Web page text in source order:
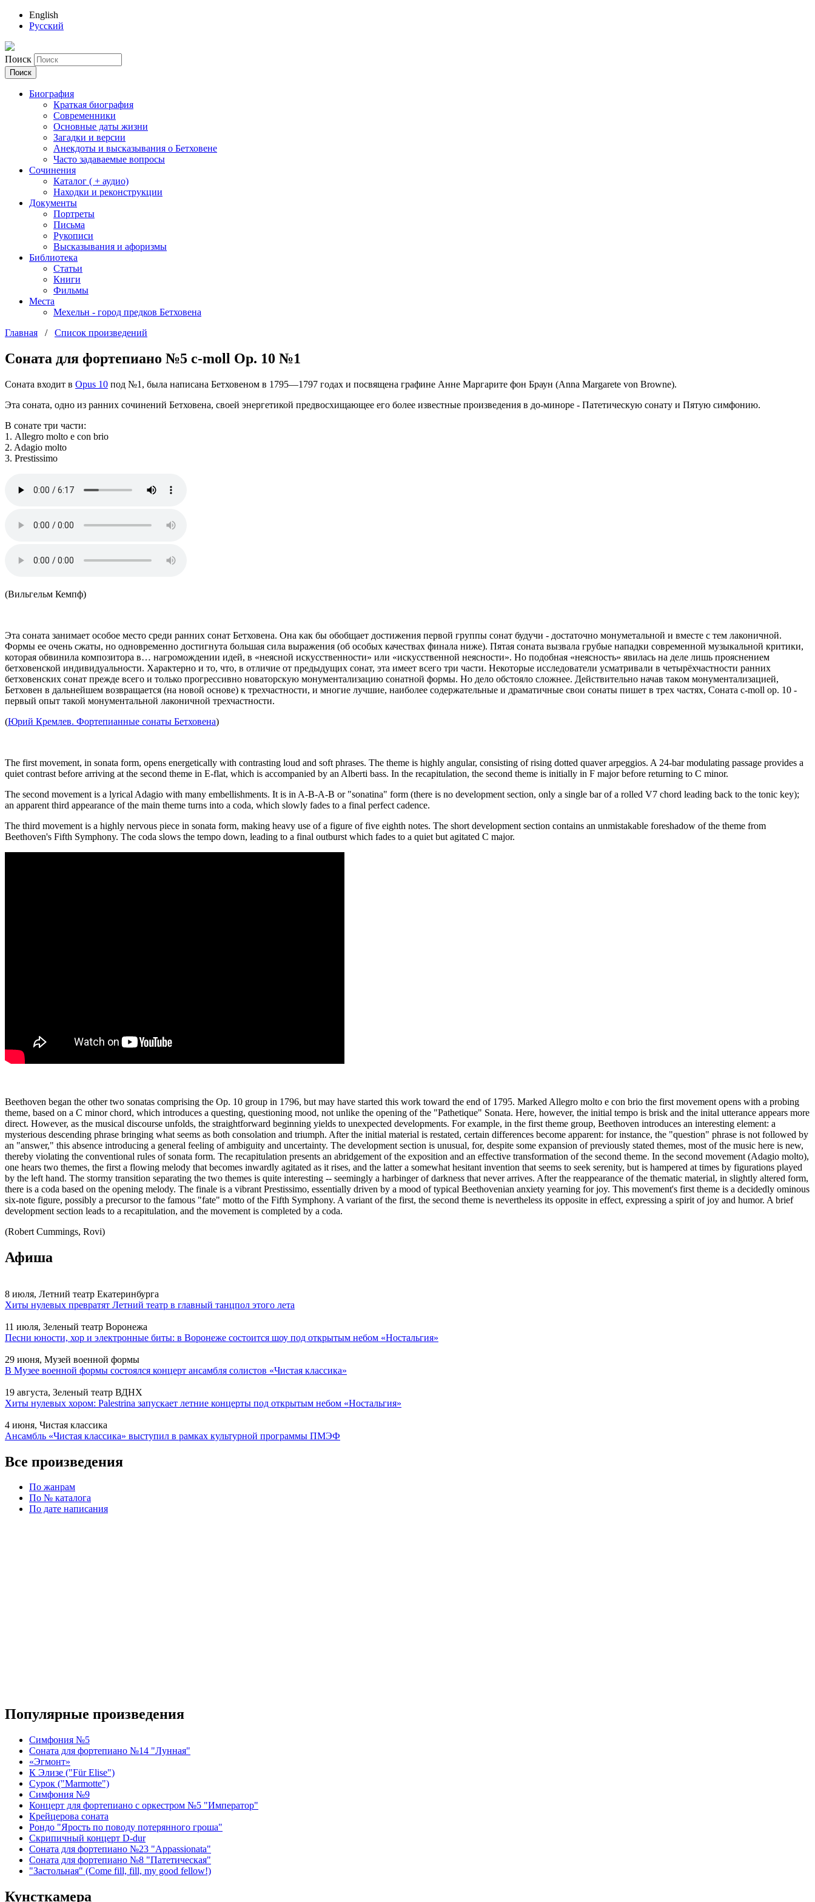
English
Русский
Поиск
Биография
Краткая биография
Современники
Основные даты жизни
Загадки и версии
Анекдоты и высказывания о Бетховене
Часто задаваемые вопросы
Сочинения
Каталог ( + аудио)
Находки и реконструкции
Документы
Портреты
Письма
Рукописи
Высказывания и афоризмы
Библиотека
Статьи
Книги
Фильмы
Места
Мехельн - город предков Бетховена
Главная / Список произведений
Соната для фортепиано №5 c-moll Op. 10 №1
Соната входит в Opus 10 под №1, была написана Бетховеном в 1795—1797 годах и посвящена графине Анне Маргарите фон Браун (Anna Margarete von Browne).
Эта соната, одно из ранних сочинений Бетховена, своей энергетикой предвосхищающее его более известные произведения в до-миноре - Патетическую сонату и Пятую симфонию.
В сонате три части:
1. Allegro molto e con brio
2. Adagio molto
3. Prestissimo
(Вильгельм Кемпф)
Эта соната занимает особое место среди ранних сонат Бетховена. Она как бы обобщает достиже­ния первой группы сонат будучи - достаточно монуметальной и вместе с тем лаконичной.
Формы ее очень сжаты, но одновременно достигнута боль­шая сила выражения (об особых качествах фина­ла ниже). Пятая соната вызвала грубые нападки современной музыкальной критики,
которая обви­нила композитора в… нагромождении идей, в «не­ясной искусственности» или «искусственной неясности». Но подобная «неясность» явилась на деле лишь прояснением
бетховенской индивидуальности. Характерно и то, что, в отличие от предыдущих сонат, эта имеет всего три части. Некоторые иссле­дователи усматривали в четырёхчастности ранних
бетховенских сонат прежде всего и только прогрес­сивно новаторскую монументализацию сонатной формы. Но дело обстояло сложнее. Действительно начав таком монументализацией,
Бетховен в даль­нейшем возвращается (на новой основе) к трехчастности, и многие лучшие, наиболее содержа­тельные и драматичные свои сонаты пишет в трех частях, Соната с-moll ор. 10 -
первый опыт такой монументальной лаконичной трехчастности.
(Юрий Кремлев. Фортепианные сонаты Бетховена)
The first movement, in sonata form, opens energetically with contrasting loud and soft phrases. The theme is highly angular, consisting of rising dotted quaver arpeggios. A 24-bar modulating passage provides a
quiet contrast before arriving at the second theme in E-flat, which is accompanied by an Alberti bass. In the recapitulation, the second theme is initially in F major before returning to C minor.
The second movement is a lyrical Adagio with many embellishments. It is in A-B-A-B or "sonatina" form (there is no development section, only a single bar of a rolled V7 chord leading back to the tonic key);
an apparent third appearance of the main theme turns into a coda, which slowly fades to a final perfect cadence.
The third movement is a highly nervous piece in sonata form, making heavy use of a figure of five eighth notes. The short development section contains an unmistakable foreshadow of the theme from
Beethoven's Fifth Symphony. The coda slows the tempo down, leading to a final outburst which fades to a quiet but agitated C major.
Beethoven began the other two sonatas comprising the Op. 10 group in 1796, but may have started this work toward the end of 1795. Marked Allegro molto e con brio the first movement opens with a probing
theme, based on a C minor chord, which introduces a questing, questioning mood, not unlike the opening of the "Pathetique" Sonata. Here, however, the initial tempo is brisk and the inital utterance appears more
direct. However, as the musical discourse unfolds, the straightforward beginning yields to unexpected developments. For example, in the first theme group, Beethoven introduces an interesting element: a
mysterious descending phrase bringing what seems as both consolation and triumph. After the initial material is restated, certain differences become apparent: for instance, the "question" phrase is not followed by
an "answer," this absence introducing a general feeling of ambiguity and uncertainty. The development section is unusual, for, despite some expansion of previously stated themes, most of the music here is new,
thereby violating the conventional rules of sonata form. The recapitulation presents an abridgement of the exposition and an effective transformation of the second theme. In the second movement (Adagio molto),
one hears two themes, the first a flowing melody that becomes inwardly agitated as it rises, and the latter a somewhat hesitant invention that seems to seek serenity, but is hampered at times by figurations played
by the left hand. The stormy transition separating the two themes is quite interesting -- seemingly a harbinger of darkness that never arrives. After the reappearance of the thematic material, in slightly altered form,
there is a coda based on the opening melody. The finale is a vibrant Prestissimo, essentially driven by a mood of typical Beethovenian anxiety yearning for joy. This movement's first theme is a decidedly ominous
six-note figure, possibly a precursor to the famous "fate" motto of the Fifth Symphony. A variant of the first, the second theme is nevertheless its opposite in effect, expressing a spirit of joy and humor. A brief
development section leads to a recapitulation, and the movement is completed by a coda.
(Robert Cummings, Rovi)
Афиша
8 июля, Летний театр Екатеринбурга
Хиты нулевых превратят Летний театр в главный танцпол этого лета
11 июля, Зеленый театр Воронежа
Песни юности, хор и электронные биты: в Воронеже состоится шоу под открытым небом «Ностальгия»
29 июня, Музей военной формы
В Музее военной формы состоялся концерт ансамбля солистов «Чистая классика»
19 августа, Зеленый театр ВДНХ
Хиты нулевых хором: Palestrina запускает летние концерты под открытым небом «Ностальгия»
4 июня, Чистая классика
Ансамбль «Чистая классика» выступил в рамках культурной программы ПМЭФ
Все произведения
По жанрам
По № каталога
По дате написания
Популярные произведения
Симфония №5
Соната для фортепиано №14 "Лунная"
«Эгмонт»
К Элизе ("Für Elise")
Сурок ("Marmotte")
Симфония №9
Концерт для фортепиано с оркестром №5 "Император"
Крейцерова соната
Рондо "Ярость по поводу потерянного гроша"
Скрипичный концерт D-dur
Соната для фортепиано №23 "Appassionata"
Соната для фортепиано №8 "Патетическая"
"Застольная" (Come fill, fill, my good fellow!)
Кунсткамера